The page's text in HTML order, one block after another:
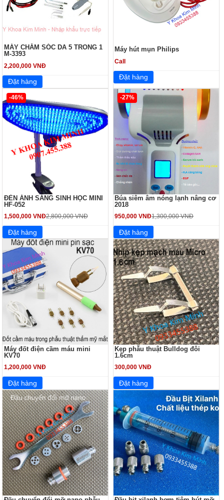
MÁY CHĂM SÓC DA 5 TRONG 1
M-3393
2,200,000 VNĐ
Máy hút mụn Philips
Call
-46%
ĐÈN ÁNH SÁNG SINH HỌC MINI
HF-052
1,500,000 VNĐ2,800,000 VNĐ
-27%
Búa siêm âm nóng lạnh nâng cơ
2018
950,000 VNĐ1,300,000 VNĐ
Máy đốt điện cầm máu mini
KV70
1,200,000 VNĐ
Kẹp phẫu thuật Bulldog đôi
1.6cm
300,000 VNĐ